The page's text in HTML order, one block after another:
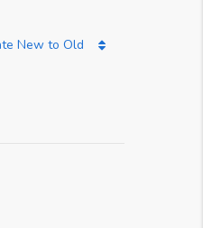
New to Old